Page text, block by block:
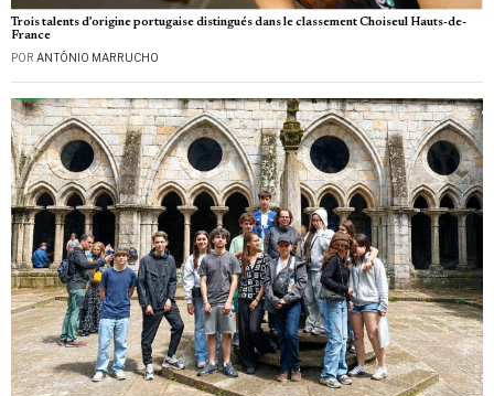
Trois talents d’origine portugaise distingués dans le classement Choiseul Hauts-de-
France
POR ANTÓNIO MARRUCHO